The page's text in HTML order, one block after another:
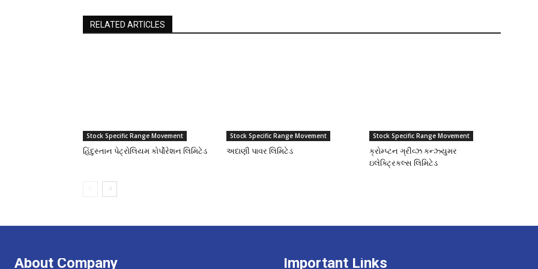
RELATED ARTICLES
Stock Specific Range Movement
હિંદુસ્તાન પેટ્રોલિયમ કોર્પોરેશન લિમિટેડ
Stock Specific Range Movement
અદાણી પાવર લિમિટેડ
Stock Specific Range Movement
ક્રોમ્પ્ટન ગ્રીવ્ઝ કન્ઝ્યુમર
ઇલેક્ટ્રિકલ્સ લિમિટેડ
About Company Important Links